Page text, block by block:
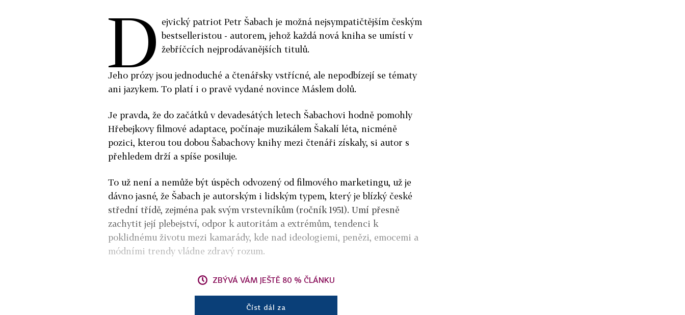
D ejvický patriot Petr Šabach je možná nejsympatičtějším českým
bestselleristou - autorem, jehož každá nová kniha se umístí v
žebříčcích nejprodávanějších titulů.
Jeho prózy jsou jednoduché a čtenářsky vstřícné, ale nepodbízejí se tématy
ani jazykem. To platí i o pravě vydané novince Máslem dolů.
Je pravda, že do začátků v devadesátých letech Šabachovi hodně pomohly
Hřebejkovy filmové adaptace, počínaje muzikálem Šakalí léta, nicméně
pozici, kterou tou dobou Šabachovy knihy mezi čtenáři získaly, si autor s
přehledem drží a spíše posiluje.
To už není a nemůže být úspěch odvozený od filmového marketingu, už je
dávno jasné, že Šabach je autorským i lidským typem, který je blízký české
střední třídě, zejména pak svým vrstevníkům (ročník 1951). Umí přesně
zachytit její plebejství, odpor k autoritám a extrémům, tendenci k
poklidnému životu mezi kamarády, kde nad ideologiemi, penězi, emocemi a
módními trendy vládne zdravý rozum.
ZBÝVÁ VÁM JEŠTĚ 80 % ČLÁNKU
Číst dál za